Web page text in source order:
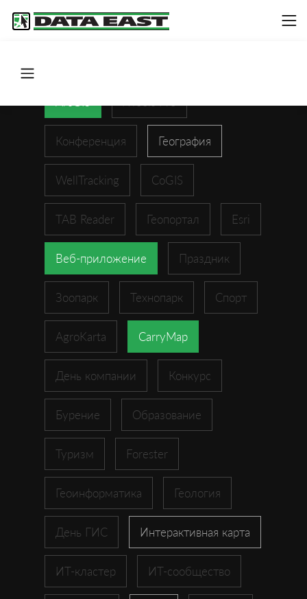
Конференция География
WellTracking CoGIS
TAB Reader Геопортал Esri
Веб-приложение Праздник
Зоопарк Технопарк Спорт
AgroKarta CarryMap
День компании Конкурс
Бурение Образование
Туризм Forester
Геоинформатика Геология
День ГИС Интерактивная карта
ИТ-кластер ИТ-сообщество